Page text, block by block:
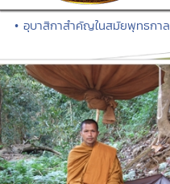
• อุบาสิกาสำคัญในสมัยพุทธกาล